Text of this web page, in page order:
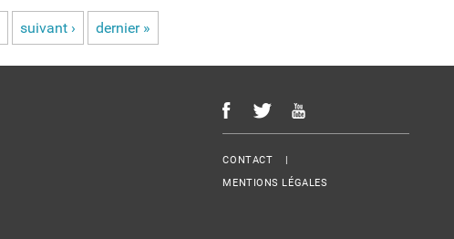
suivant › dernier »
Menu Footer
CONTACT
MENTIONS LÉGALES